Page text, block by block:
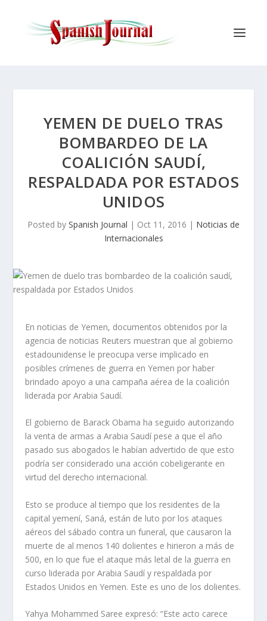
YEMEN DE DUELO TRAS
BOMBARDEO DE LA
COALICIÓN SAUDÍ,
RESPALDADA POR ESTADOS
UNIDOS
Posted by Spanish Journal | Oct 11, 2016 | Noticias de
Internacionales
En noticias de Yemen, documentos obtenidos por la
agencia de noticias Reuters muestran que al gobierno
estadounidense le preocupa verse implicado en
posibles crímenes de guerra en Yemen por haber
brindado apoyo a una campaña aérea de la coalición
liderada por Arabia Saudí.
El gobierno de Barack Obama ha seguido autorizando
la venta de armas a Arabia Saudí pese a que el año
pasado sus abogados le habían advertido de que esto
podría ser considerado una acción cobeligerante en
virtud del derecho internacional.
Esto se produce al tiempo que los residentes de la
capital yemení, Saná, están de luto por los ataques
aéreos del sábado contra un funeral, que causaron la
muerte de al menos 140 dolientes e hirieron a más de
500, en lo que fue el ataque más letal de la guerra en
curso liderada por Arabia Saudí y respaldada por
Estados Unidos en Yemen. Este es uno de los dolientes.
Yahya Mohammed Saree expresó: “Este acto carece